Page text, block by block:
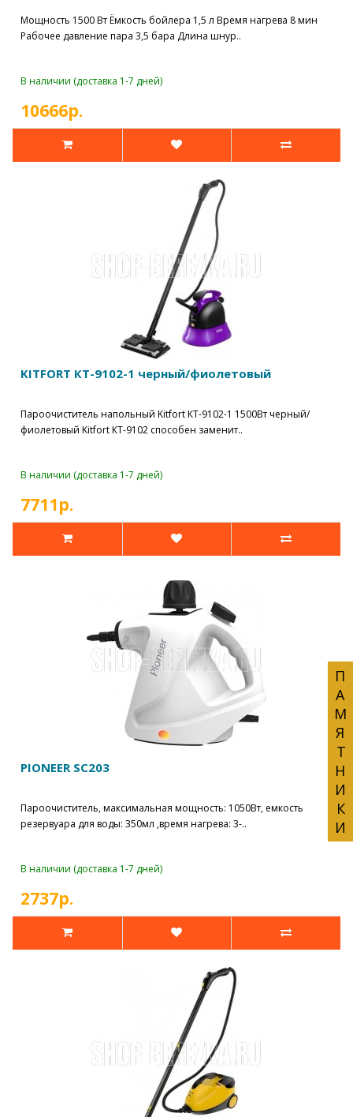
ПАМЯТНИКИ
Мощность 1500 Вт Ёмкость бойлера 1,5 л Время нагрева 8 мин
Рабочее давление пара 3,5 бара Длина шнур..
В наличии (доставка 1-7 дней)
10666р.
KITFORT КТ-9102-1 черный/фиолетовый
Пароочиститель напольный Kitfort КТ-9102-1 1500Вт черный/
фиолетовый Kitfort КТ-9102 способен заменит..
В наличии (доставка 1-7 дней)
7711р.
PIONEER SC203
Пароочиститель, максимальная мощность: 1050Вт, емкость
резервуара для воды: 350мл ,время нагрева: 3-..
В наличии (доставка 1-7 дней)
2737р.